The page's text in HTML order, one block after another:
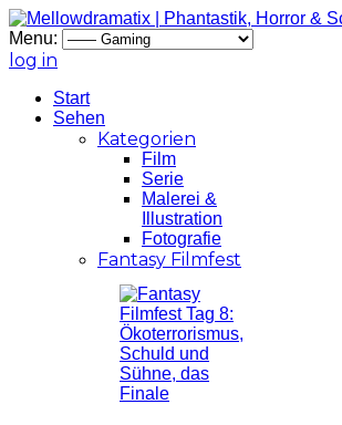
Menu:
log in
Start
Sehen
Kategorien
Film
Serie
Malerei &
Illustration
Fotografie
Fantasy Filmfest